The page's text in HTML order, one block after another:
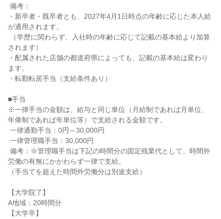
・新卒者・既卒者とも、2027年4月1日時点の年齢に応じた本人給
が適用されます。
されます）
・配属された店舗の都道府県によっても、記載の基本給は変わり
ます。
・転勤転居手当（支給条件あり）
■手当
※一律手当の金額は、給与と同じ単位（月給制であれば月単位、
年俸制であれば年単位等）で支給される金額です。
労働の有無にかかわらず一律で支給。
（手当てを超えた時間外労働分は別途支給）
【大学院了】
A地域：20時間分
【大学卒】